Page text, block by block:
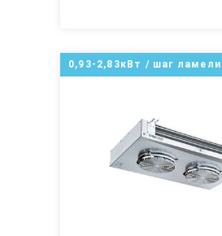
0,93-2,83кВт / шаг